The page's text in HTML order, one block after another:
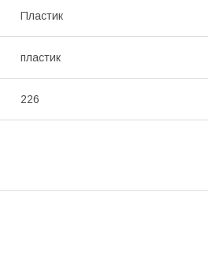
Пластик
пластик
226